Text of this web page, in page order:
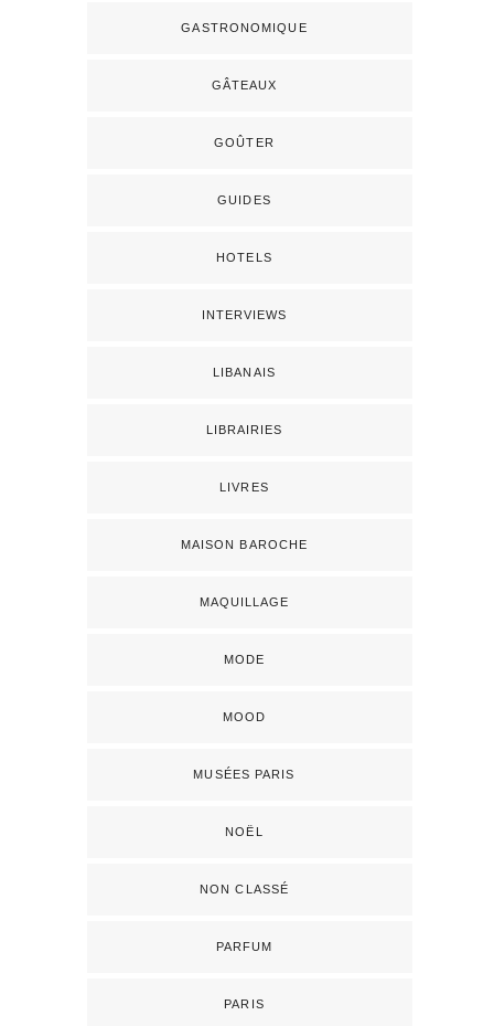
GASTRONOMIQUE
GÂTEAUX
GOÛTER
GUIDES
HOTELS
INTERVIEWS
LIBANAIS
LIBRAIRIES
LIVRES
MAISON BAROCHE
MAQUILLAGE
MODE
MOOD
MUSÉES PARIS
NOËL
NON CLASSÉ
PARFUM
PARIS